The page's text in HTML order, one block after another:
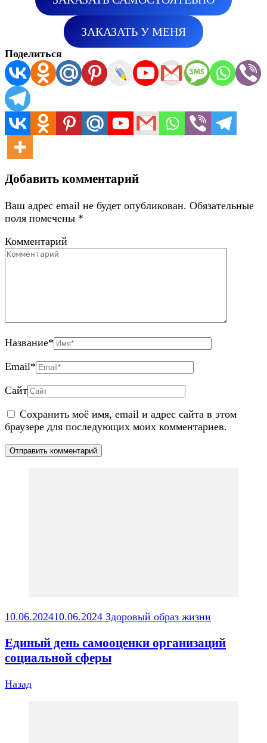
ЗАКАЗАТЬ У МЕНЯ
Поделиться
Добавить комментарий
Ваш адрес email не будет опубликован. Обязательные
поля помечены *
Комментарий
Название*
Email*
Сайт
Сохранить моё имя, email и адрес сайта в этом
браузере для последующих моих комментариев.
10.06.202410.06.2024 Здоровый образ жизни
Единый день самооценки организаций
социальной сферы
Назад